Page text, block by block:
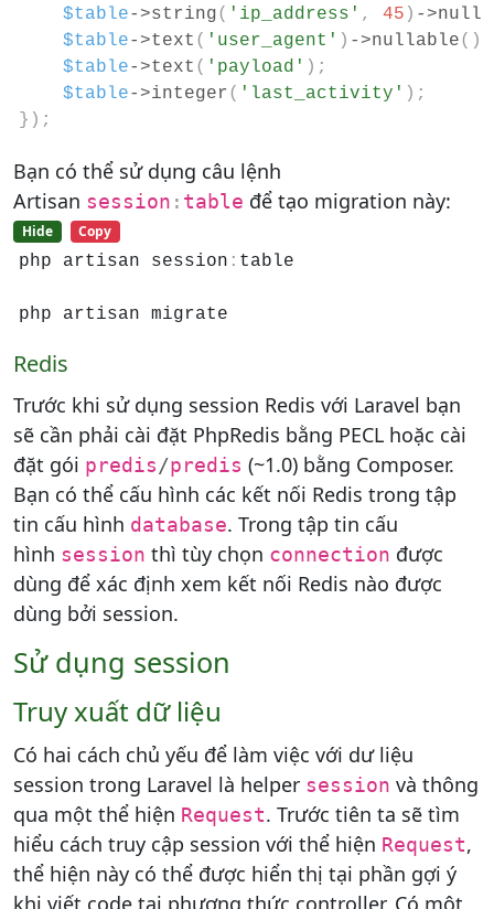
$table- >string( 'ip_address' , 45 ) - >
$table- >text ( 'user_agent' ) - >nullable( )
$table- >text ( 'payload' ) ;
$table- >integer( 'last_activity' ) ;
} );
Bạn có thể sử dụng câu lệnh
Artisan session : table để tạo migration này:
Hide Copy
php artisan session : table
php artisan migrate
Redis
Trước khi sử dụng session Redis với Laravel bạn
sẽ cần phải cài đặt PhpRedis bằng PECL hoặc cài
đặt gói predis/predis (~1.0) bằng Composer.
Bạn có thể cấu hình các kết nối Redis trong tập
tin cấu hình database. Trong tập tin cấu
hình session thì tùy chọn connection được
dùng để xác định xem kết nối Redis nào được
dùng bởi session.
Sử dụng session
Truy xuất dữ liệu
Có hai cách chủ yếu để làm việc với dư liệu
session trong Laravel là helper session và thông
qua một thể hiện Request. Trước tiên ta sẽ tìm
hiểu cách truy cập session với thể hiện Request,
thể hiện này có thể được hiển thị tại phần gợi ý